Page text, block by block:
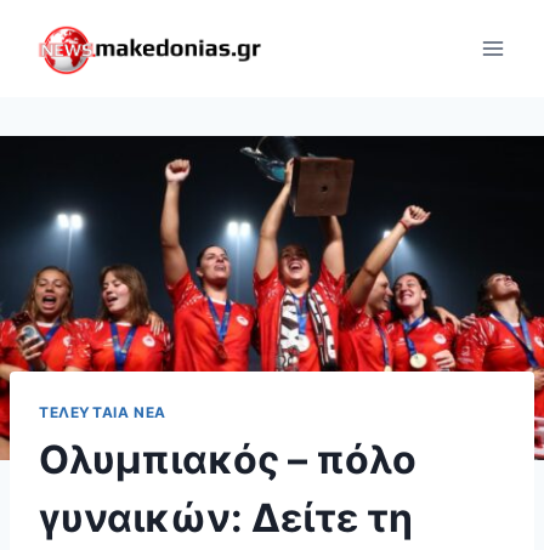
content
ΤΕΛΕΥΤΑΊΑ ΝΈΑ
Ολυμπιακός – πόλο
γυναικών: Δείτε τη